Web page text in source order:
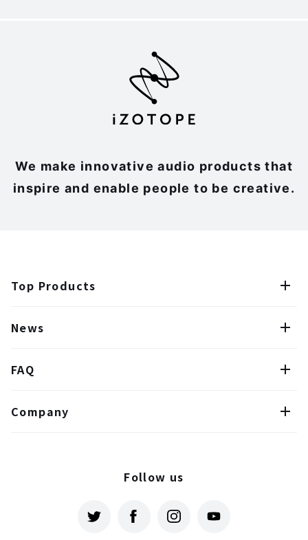
We make innovative audio products that
inspire and enable people to be creative.
Top Products
News
FAQ
Company
Follow us